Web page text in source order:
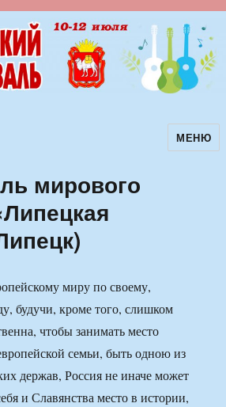
авторскойМЕНЮ
мирового
миру по своему,
будучи, кроме того, слишком
чтобы занимать место
семьи, быть одною из
держав, Россия не иначе может
и Славянства место в истории,